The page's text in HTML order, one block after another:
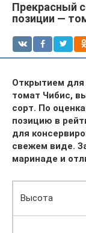
Прекрасный
позиции —
Открытием для
томат Чибис,
сорт. По
позицию в
для
свежем виде.
маринаде и
Высота